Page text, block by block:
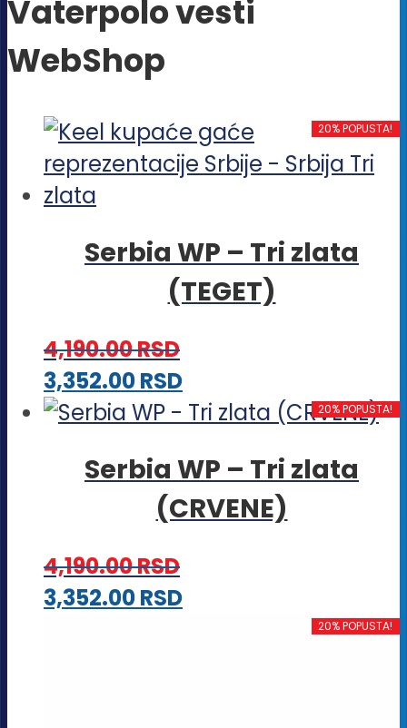
Vaterpolo vesti
WebShop
20% POPUSTA!
Serbia WP – Tri zlata
(TEGET)
4,190.00RSD
3,352.00RSDOvaj
proizvod
više
varijanti.
biti
20% POPUSTA!
Serbia WP – Tri zlata
(CRVENE)
4,190.00RSD
3,352.00RSDOvaj
20% POPUSTA!